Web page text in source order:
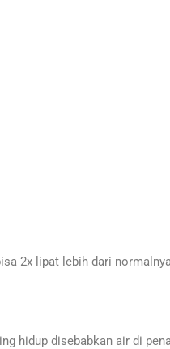
2x lipat lebih dari
hidup disebabkan air di